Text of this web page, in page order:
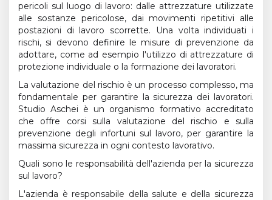
pericoli sul luogo di lavoro: dalle attrezzature utilizzate
alle sostanze pericolose, dai movimenti ripetitivi alle
postazioni di lavoro scorrette. Una volta individuati i
rischi, si devono definire le misure di prevenzione da
adottare, come ad esempio l'utilizzo di attrezzature di
protezione individuale o la formazione dei lavoratori.
La valutazione del rischio è un processo complesso, ma
fondamentale per garantire la sicurezza dei lavoratori.
Studio Aschei è un organismo formativo accreditato
che offre corsi sulla valutazione del rischio e sulla
prevenzione degli infortuni sul lavoro, per garantire la
massima sicurezza in ogni contesto lavorativo.
Quali sono le responsabilità dell'azienda per la sicurezza
sul lavoro?
L'azienda è responsabile della salute e della sicurezza